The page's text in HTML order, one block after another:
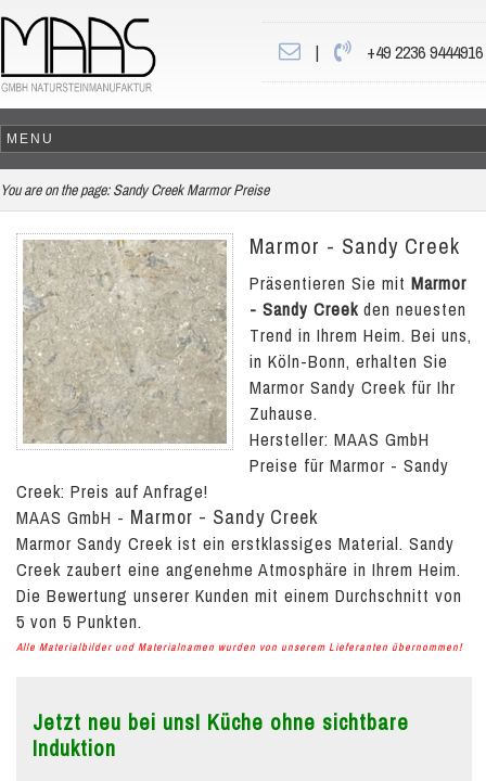
| +49 2236 9444916
You are on the page: Sandy Creek Marmor Preise
Marmor - Sandy Creek
Präsentieren Sie mit Marmor
- Sandy Creek den neuesten
Trend in Ihrem Heim. Bei uns,
in Köln-Bonn, erhalten Sie
Marmor Sandy Creek für Ihr
Zuhause.
Hersteller: MAAS GmbH
Preise für Marmor - Sandy
Creek: Preis auf Anfrage!
MAAS GmbH - Marmor - Sandy Creek
Marmor Sandy Creek ist ein erstklassiges Material. Sandy
Creek zaubert eine angenehme Atmosphäre in Ihrem Heim.
Die Bewertung unserer Kunden mit einem Durchschnitt von
5 von 5 Punkten.
Alle Materialbilder und Materialnamen wurden von unserem Lieferanten übernommen!
Jetzt neu bei uns! Küche ohne sichtbare
Induktion